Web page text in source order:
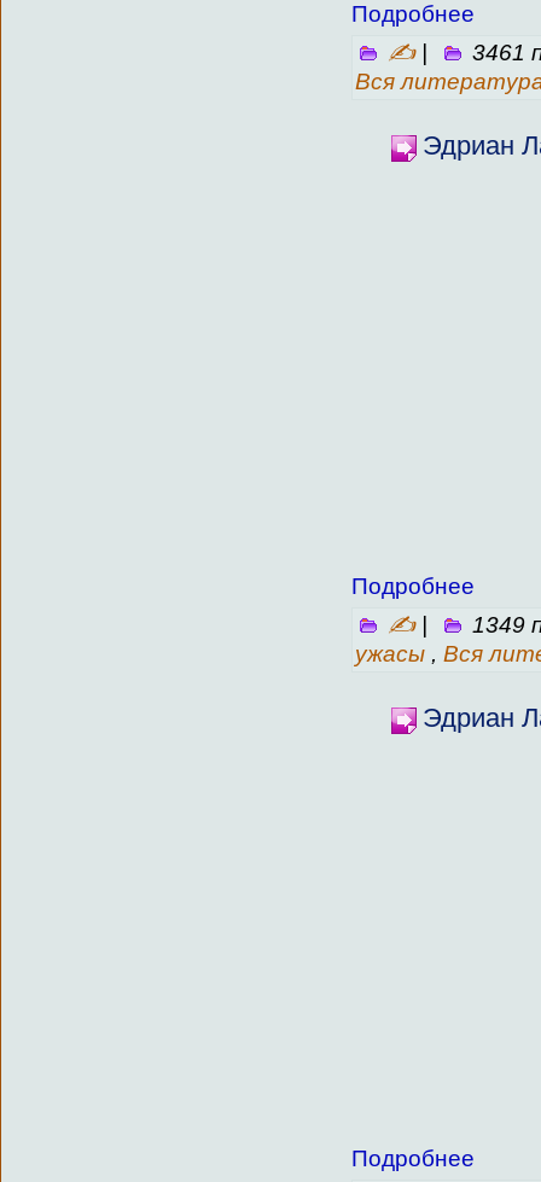
Подробнее
✍|
3461
Вся
Эдриан
Подробнее
✍|
1349
ужасы , Вся
Эдриан
Подробнее